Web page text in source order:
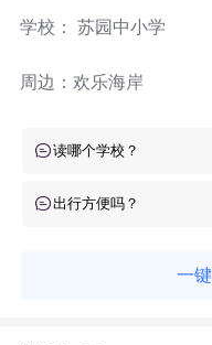
学校： 苏园中小学
周边： 欢乐海岸
读哪个学校？
出行方便吗？
一